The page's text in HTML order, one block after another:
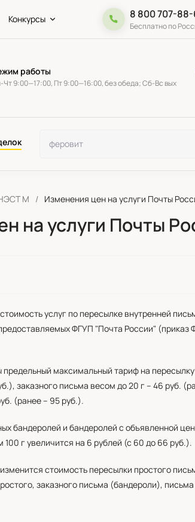
Конкурсы 8 800 707-
Бесплатно по
работы
Чт 9:00—17:00, Пт 9:00—16:00, без обеда; Сб-Вс вых
М / Изменения цен на услуги Почты
на услуги Почты
услуг по пересылке внутренней
ФГУП "Почта России"
максимальный тариф на
заказного письма весом до 20 г – 46 руб.
(ранее – 95 руб.).
бандеролей и бандеролей с объявленной
г увеличится на 6 рублей (с 60 до 66 руб.).
стоимость пересылки простого
заказного письма (бандероли),